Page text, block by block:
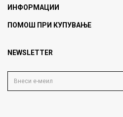
ИНФОРМАЦИИ
За нас
Продавници
Блог
ПОМОШ ПРИ КУПУВАЊЕ
Политика на приватност
Како да купите
NEWSLETTER